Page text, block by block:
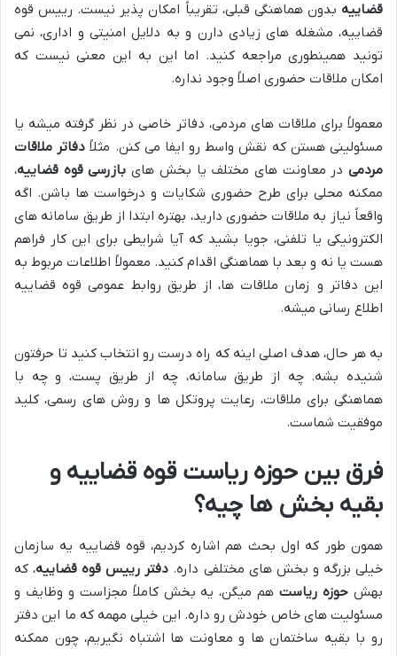
قضاییه بدون هماهنگی قبلی، تقریباً امکان پذیر نیست. رییس قوه
قضاییه، مشغله های زیادی دارن و به دلایل امنیتی و اداری، نمی
تونید همینطوری مراجعه کنید. اما این به این معنی نیست که
امکان ملاقات حضوری اصلاً وجود نداره.
معمولاً برای ملاقات های مردمی، دفاتر خاصی در نظر گرفته میشه یا
مسئولینی هستن که نقش واسط رو ایفا می کنن. مثلاً دفاتر ملاقات
مردمیدر معاونت های مختلف یا بخش های بازرسی قوه قضاییه،
ممکنه محلی برای طرح حضوری شکایات و درخواست ها باشن. اگه
واقعاً نیاز به ملاقات حضوری دارید، بهتره ابتدا از طریق سامانه های
الکترونیکی یا تلفنی، جویا بشید که آیا شرایطی برای این کار فراهم
هست یا نه و بعد با هماهنگی اقدام کنید. معمولاً اطلاعات مربوط به
این دفاتر و زمان ملاقات ها، از طریق روابط عمومی قوه قضاییه
اطلاع رسانی میشه.
به هر حال، هدف اصلی اینه که راه درست رو انتخاب کنید تا حرفتون
شنیده بشه. چه از طریق سامانه، چه از طریق پست، و چه با
هماهنگی برای ملاقات، رعایت پروتکل ها و روش های رسمی، کلید
موفقیت شماست.
فرق بین حوزه ریاست قوه قضاییه و
بقیه بخش ها چیه؟
همون طور که اول بحث هم اشاره کردیم، قوه قضاییه یه سازمان
خیلی بزرگه و بخش های مختلفی داره. دفتر رییس قوه قضاییه، که
بهش حوزه ریاستهم میگن، یه بخش کاملاً مجزاست و وظایف و
مسئولیت های خاص خودش رو داره. این خیلی مهمه که ما این دفتر
رو با بقیه ساختمان ها و معاونت ها اشتباه نگیریم، چون ممکنه